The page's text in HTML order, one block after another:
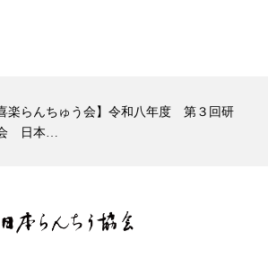
部本部 観友らんちう会支部 当歳会